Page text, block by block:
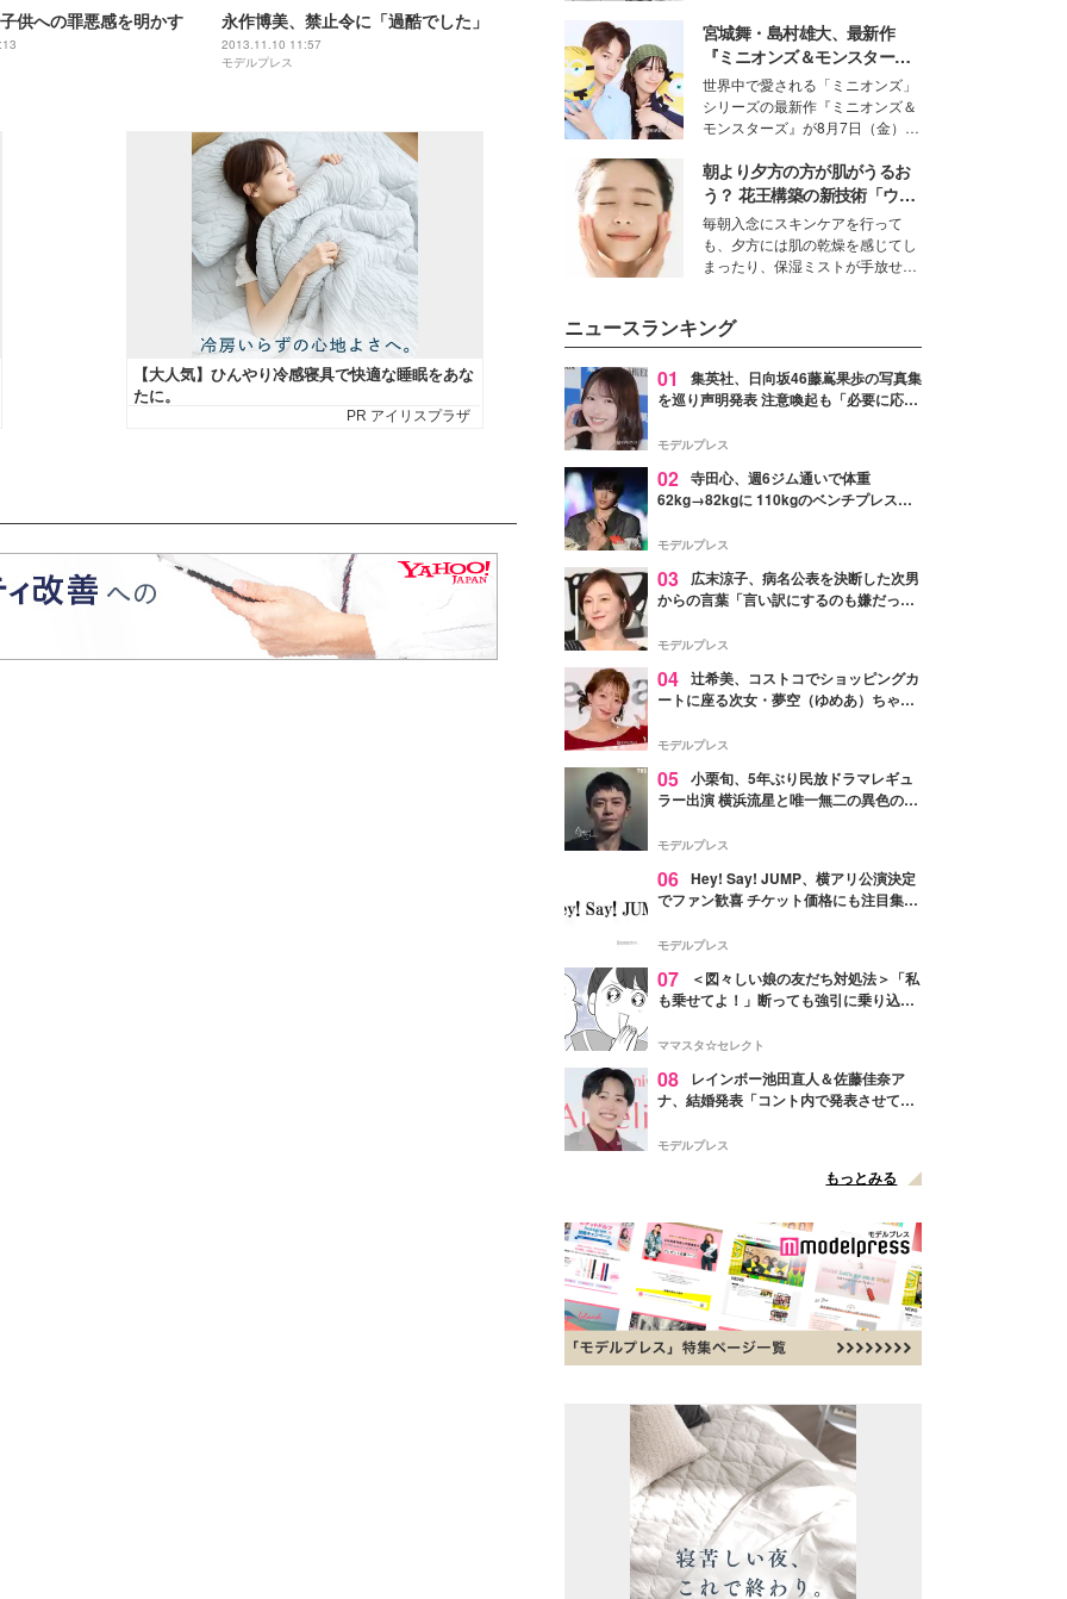
供への罪悪感を明かす 永作博美、禁止令に「過酷でした」
2013.11.10 11:57
モデルプレス
取締役兼クリエイティブディレク
ター・茅野しのぶ。一人ひとりの
個性に寄り添い、魅力を引き出す
衣装作りは、多くの女性たちに勇
気と自信を与え続けている。
宮城舞・島村雄大、最新作
『ミニオンズ＆モンスター
ズ』の魅力熱弁 ハチャメチャ
だけじゃない“友情と絆”に感
動
世界中で愛される「ミニオンズ」
シリーズの最新作『ミニオンズ＆
モンスターズ』が8月7日（金）に
ニオン好き”という共通点を持つモ
デルの宮城舞と島村雄大の特別対
談をお届け！それぞれの視点か
ら、今作ならではの魅力や予想外
の感動をもたらす奥深いストーリ
ーについて熱く語り合ってもらっ
朝より夕方の方が肌がうるお
う？ 花王構築の新技術「ウォ
ーターキャプチャリングスキ
ン（捕水肌）」がスキンケア
の常識を変える予感
毎朝入念にスキンケアを行って
も、夕方には肌の乾燥を感じてし
まったり、保湿ミストが手放せな
性を秘めた、革新的な「Water
Capturing Skin（ウォーターキャ
プチャリングスキン：捕水肌）」
技術を、花王が構築した。
ニュースランキング
01
集英社、日向坂46藤嶌果歩の写真集
を巡り声明発表 注意喚起も「必要に応じ
モデルプレス
02 寺田心、週6ジム通いで体重
62kg→82kgに 110kgのベンチプレス持
「かっこいい」と反響
モデルプレス
03
広末涼子、病名公表を決断した次男
からの言葉「言い訳にするのも嫌だっ
モデルプレス
04 辻希美、コストコでショッピングカ
ートに座る次女・夢空（ゆめあ）ちゃん
ぎ」「成長を感じる」の声
モデルプレス
05 小栗旬、5年ぶり民放ドラマレギュ
ラー出演 横浜流星と唯一無二の異色のバ
モデルプレス
06 Hey! Say! JUMP、横アリ公演決定
でファン歓喜 チケット価格にも注目集ま
モデルプレス
07
＜図々しい娘の友だち対処法＞「私
も乗せてよ！」断っても強引に乗り込ん
ママスタ☆セレクト
08
レインボー池田直人＆佐藤佳奈ア
ナ、結婚発表「コント内で発表させてい
点変更のため
モデルプレス
もっとみる